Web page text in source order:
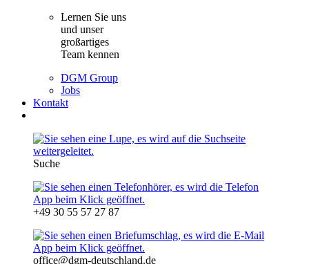
Lernen Sie uns
und unser
großartiges
Team kennen
DGM Group
Jobs
Kontakt
Suche
+49 30 55 57 27 87
office@dgm-deutschland.de